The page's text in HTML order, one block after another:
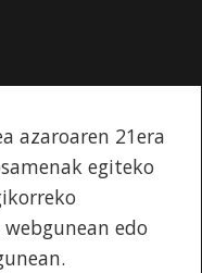
azaroaren 21era
egiteko
edo